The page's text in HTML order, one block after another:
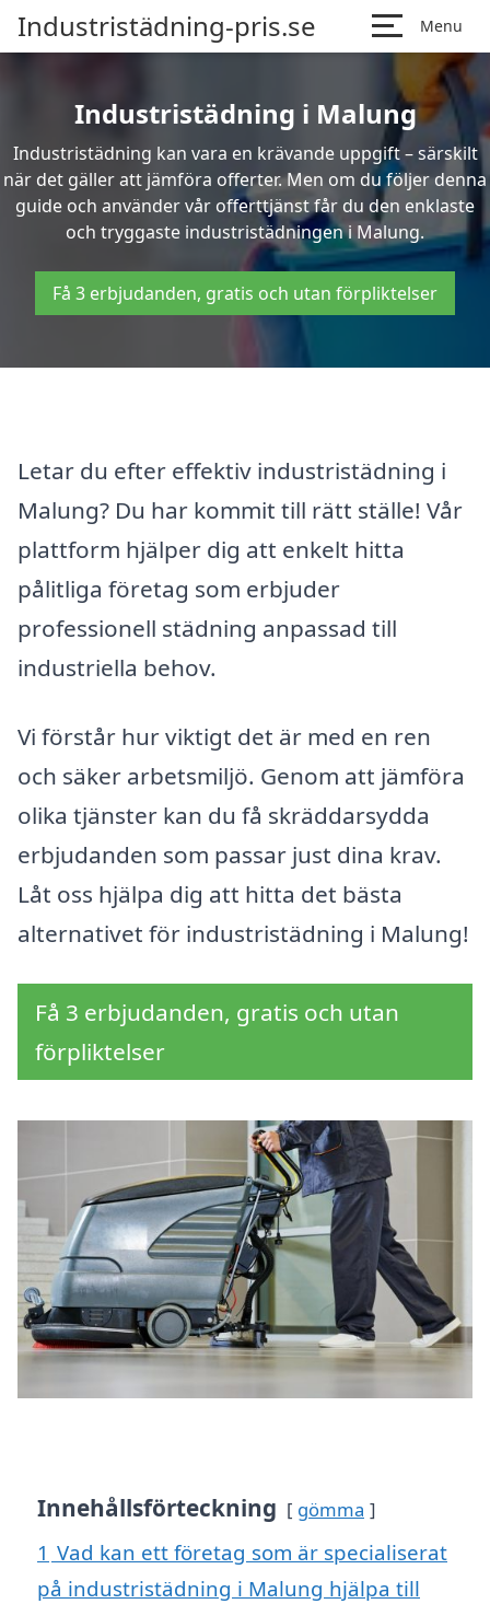
Industristädning-pris.se Menu
Industristädning i Malung
Industristädning kan vara en krävande uppgift – särskilt
när det gäller att jämföra offerter. Men om du följer denna
guide och använder vår offerttjänst får du den enklaste
och tryggaste industristädningen i Malung.
Få 3 erbjudanden, gratis och utan förpliktelser
Letar du efter effektiv industristädning i
Malung? Du har kommit till rätt ställe! Vår
plattform hjälper dig att enkelt hitta
pålitliga företag som erbjuder
professionell städning anpassad till
industriella behov.
Vi förstår hur viktigt det är med en ren
och säker arbetsmiljö. Genom att jämföra
olika tjänster kan du få skräddarsydda
erbjudanden som passar just dina krav.
Låt oss hjälpa dig att hitta det bästa
alternativet för industristädning i Malung!
Få 3 erbjudanden, gratis och utan
förpliktelser
Innehållsförteckning gömma
1 Vad kan ett företag som är specialiserat
på industristädning i Malung hjälpa till